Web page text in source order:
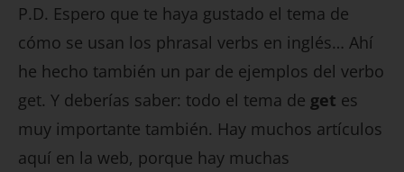
P.D. Espero que te haya gustado el tema de
cómo se usan los phrasal verbs en inglés… Ahí
he hecho también un par de ejemplos del verbo
get. Y deberías saber: todo el tema de get es
muy importante también. Hay muchos artículos
aquí en la web, porque hay muchas